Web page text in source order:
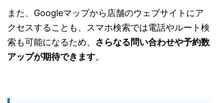
また、Googleマップから店舗のウェブサイトにア
クセスすることも、スマホ検索では電話やルート検
索も可能になるため、 さらなる問い合わせや予約数
アップが期待できます。